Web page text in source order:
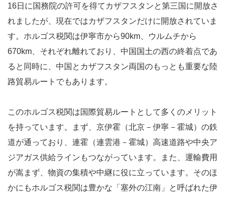
16日に国務院の許可を得てカザフスタンと第三国に開放さ
れましたが、現在ではカザフスタンだけに開放されていま
す。ホルゴス税関は伊寧市から90km、ウルムチから
670km、それぞれ離れており、中国国土の西の終着点であ
ると同時に、中国とカザフスタン両国のもっとも重要な陸
路貿易ルートでもあります。
このホルゴス税関は国際貿易ルートとして多くのメリット
を持っています。まず、京伊霍（北京－伊寧－霍城）の鉄
道が通っており、連霍（連雲港－霍城）高速道路や中央ア
ジアガス供給ラインもつながっています。また、運輸費用
が嵩まず、物資の集積や中継に役に立っています。そのほ
かにもホルゴス税関は豊かな「塞外の江南」と呼ばれた伊